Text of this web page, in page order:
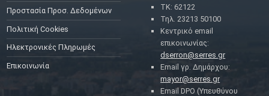
Προστασία Προσ. Δεδομένων
Πολιτική Cookies
Ηλεκτρονικές Πληρωμές
Επικοινωνία
ΤΚ: 62122
Τηλ. 23213 50100
Κεντρικό email
επικοινωνίας:
dserron@serres.gr
Email γρ. Δημάρχου:
mayor@serres.gr
Email DPO (Υπευθύνου